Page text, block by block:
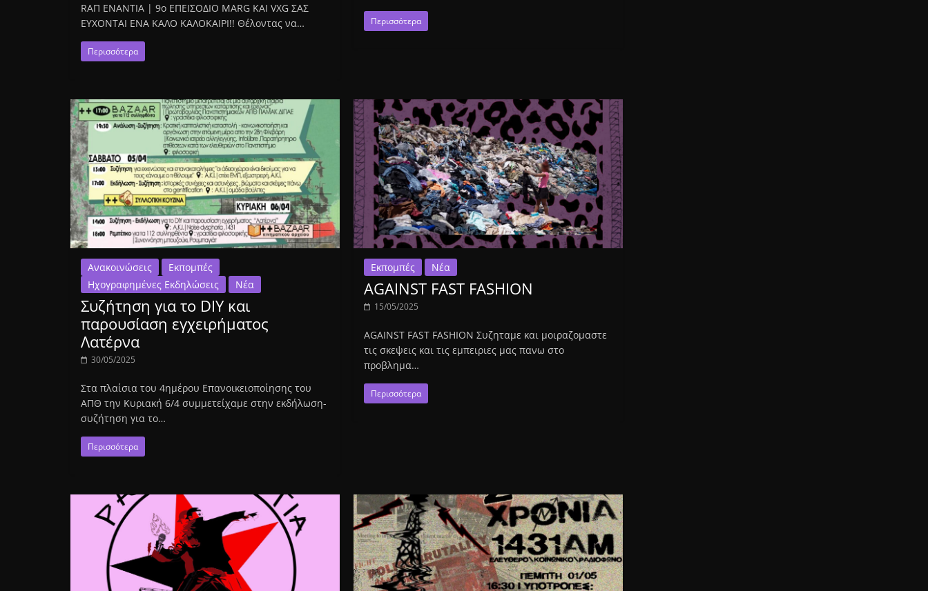
RΑΠ ΕΝΑΝΤΙΑ | 9o ΕΠΕΙΣΟΔΙΟ MARG ΚΑΙ VXG ΣΑΣ
ΕΥΧΟΝΤΑΙ ΕΝΑ ΚΑΛΟ ΚΑΛΟΚΑΙΡΙ!! Θέλοντας να…
Περισσότερα
Περισσότερα
Ανακοινώσεις
Εκπομπές
Ηχογραφημένες Εκδηλώσεις
Νέα
Συζήτηση για το DIY και
παρουσίαση εγχειρήματος
Λατέρνα
30/05/2025
Στα πλαίσια του 4ημέρου Επανοικειοποίησης του
ΑΠΘ την Κυριακή 6/4 συμμετείχαμε στην εκδήλωση-
συζήτηση για το…
Περισσότερα
Εκπομπές Νέα
AGAINST FAST FASHION
15/05/2025
AGAINST FAST FASHION Συζηταμε και μοιραζομαστε
τις σκεψεις και τις εμπειριες μας πανω στο
προβλημα…
Περισσότερα